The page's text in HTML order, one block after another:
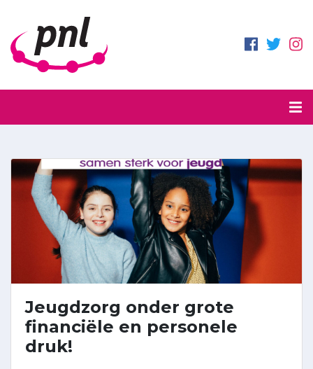
Jeugdzorg onder grote
financiële en personele
druk!